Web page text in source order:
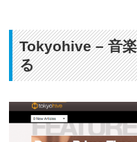
Tokyohive – 音
る